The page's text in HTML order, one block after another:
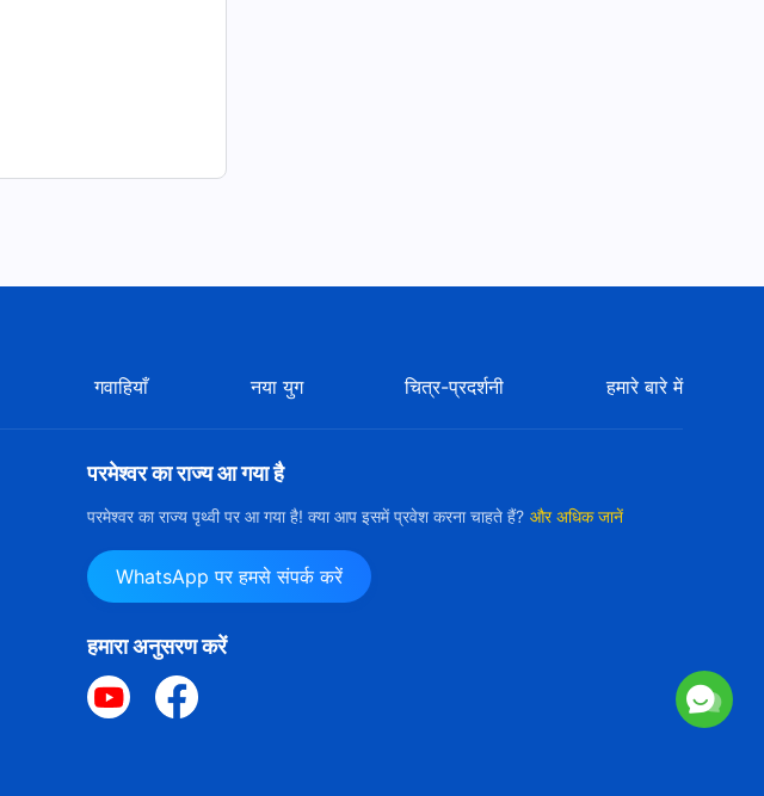
Hindi Christian Movie "कौन
बारे में रहस्य का खुलासा | Unveiling
2:33:07
Hindi Christian Movie "द्वार पर
गवाहियाँ नया युग चित्र-प्रदर्शनी हमारे बारे में
परमेश्वर का राज्य आ गया है
परमेश्वर का राज्य पृथ्वी पर आ गया है! क्या आप इसमें प्रवेश करना चाहते हैं? और अधिक जानें
WhatsApp पर हमसे संपर्क करें
हमारा अनुसरण करें